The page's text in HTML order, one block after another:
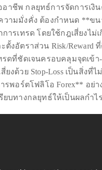
าชีพ กลยุทธ์การจัดการเงิ
วามมั่งคั่ง ต้องกำหนด **ข
ารเทรด โดยใช้กฎเสี่ยงไม่เ
งอัตราส่วน Risk/Reward ที่
รดที่ชัดเจนครอบคลุมจุดเข้า
ยงด้วย Stop-Loss เป็นสิ่งที่ไ
รพอร์ตโฟลิโอ Forex** อย่า
ยบทางกลยุทธ์ให้เป็นผลกำไ